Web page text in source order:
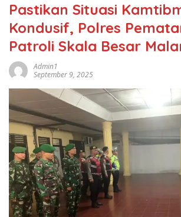
Pastikan Situasi
Kondusif, Polres
Patroli Skala Besar
Admin1
September 9, 2025